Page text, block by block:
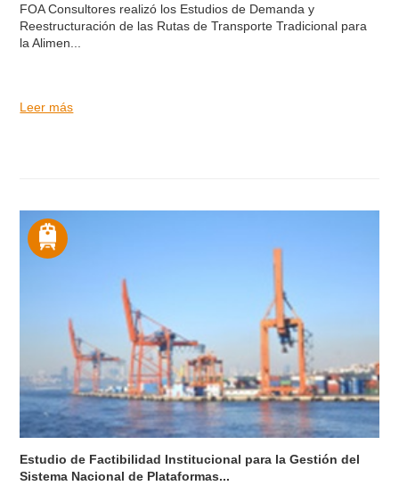
FOA Consultores realizó los Estudios de Demanda y
Reestructuración de las Rutas de Transporte Tradicional para
la Alimen...
Leer más
Estudio de Factibilidad Institucional para la Gestión del
Sistema Nacional de Plataformas...